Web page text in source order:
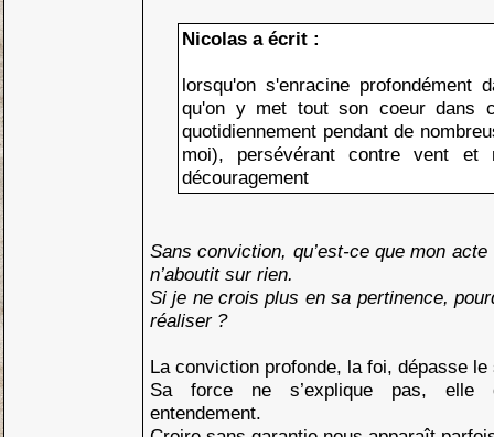
Nicolas a écrit :
lorsqu'on s'enracine profondément
qu'on y met tout son coeur dans
quotidiennement pendant de
moi), persévérant contre vent et
découragement
Sans conviction, qu’est-ce que mon
n’aboutit sur rien.
Si je ne crois plus en sa pertinence,
réaliser ?
La conviction profonde, la foi, dépasse
Sa force ne s’explique pas, elle
entendement.